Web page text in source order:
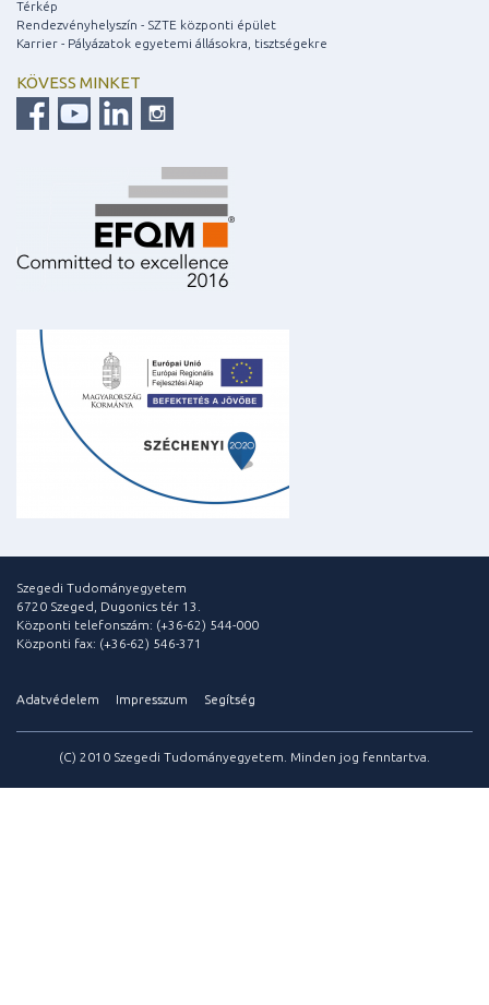
Térkép
Rendezvényhelyszín - SZTE központi épület
Karrier - Pályázatok egyetemi állásokra, tisztségekre
KÖVESS MINKET
Szegedi Tudományegyetem
6720 Szeged, Dugonics tér 13.
Központi telefonszám: (+36-62) 544-000
Központi fax: (+36-62) 546-371
Adatvédelem Impresszum Segítség
(C) 2010 Szegedi Tudományegyetem. Minden jog fenntartva.